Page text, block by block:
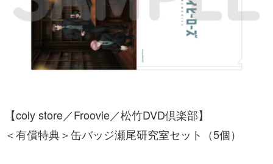
【coly store／Froovie／松竹DVD倶楽部】
＜有償特典＞缶バッジ瀬尾研究室セット（5個）